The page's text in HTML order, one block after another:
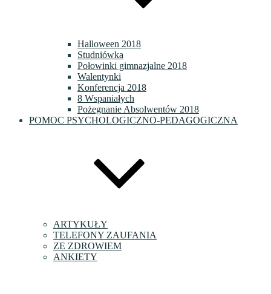
Halloween 2018
Studniówka
Połowinki gimnazjalne 2018
Walentynki
Konferencja 2018
8 Wspaniałych
Pożegnanie Absolwentów 2018
POMOC PSYCHOLOGICZNO-PEDAGOGICZNA
ARTYKUŁY
TELEFONY ZAUFANIA
ZE ZDROWIEM
ANKIETY